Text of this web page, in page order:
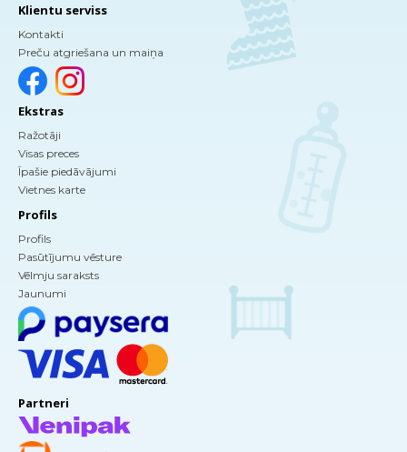
Klientu serviss
Kontakti
Preču atgriešana un maiņa
Ekstras
Ražotāji
Visas preces
Īpašie piedāvājumi
Vietnes karte
Profils
Profils
Pasūtījumu vēsture
Vēlmju saraksts
Jaunumi
Partneri